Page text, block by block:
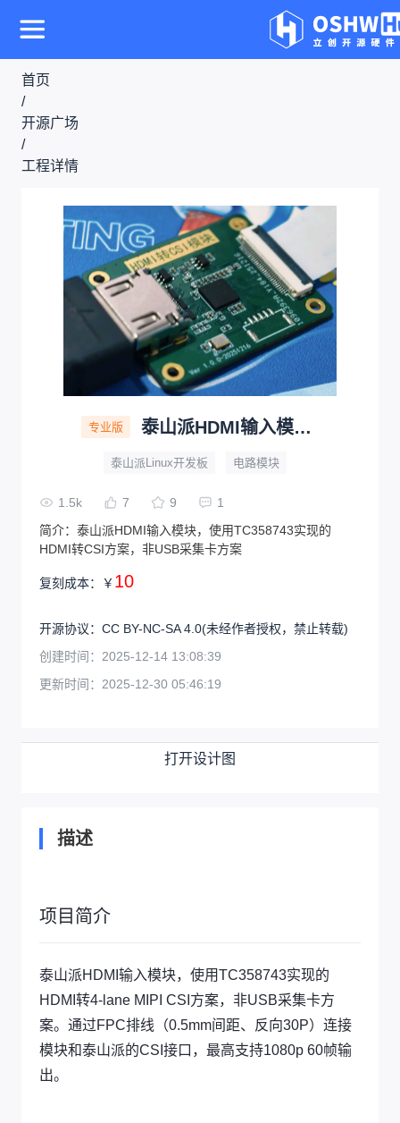
首页
/
开源广场
/
工程详情
专业版 泰山派HDMI输入模块（CSI方案）
泰山派Linux开发板 电路模块
1.5k 7 9
1
简介： 泰山派HDMI输入模块，使用TC358743实现的
HDMI转CSI方案，非USB采集卡方案
复刻成本： ￥ 10
开源协议： CC BY-NC-SA 4.0(未经作者授权，禁止转载)
创建时间： 2025-12-14 13:08:39
更新时间： 2025-12-30 05:46:19
打开设计图
描述
项目简介
泰山派HDMI输入模块，使用TC358743实现的
HDMI转4-lane MIPI CSI方案，非USB采集卡方
案。通过FPC排线（0.5mm间距、反向30P）连接
模块和泰山派的CSI接口，最高支持1080p 60帧输
出。